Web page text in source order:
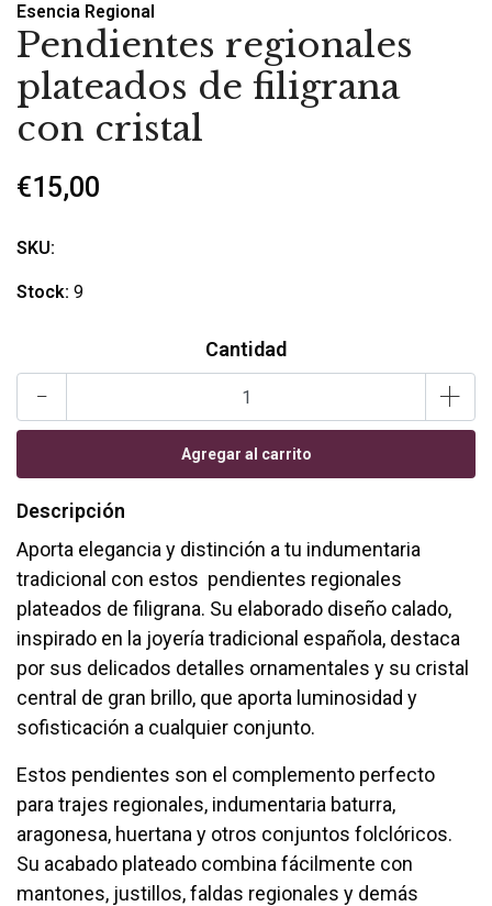
Esencia Regional
Pendientes regionales
plateados de filigrana
con cristal
€15,00
SKU:
Stock: 9
Cantidad
- +
Descripción
Aporta elegancia y distinción a tu indumentaria
tradicional con estos pendientes regionales
plateados de filigrana. Su elaborado diseño calado,
inspirado en la joyería tradicional española, destaca
por sus delicados detalles ornamentales y su cristal
central de gran brillo, que aporta luminosidad y
sofisticación a cualquier conjunto.
Estos pendientes son el complemento perfecto
para trajes regionales, indumentaria baturra,
aragonesa, huertana y otros conjuntos folclóricos.
Su acabado plateado combina fácilmente con
mantones, justillos, faldas regionales y demás